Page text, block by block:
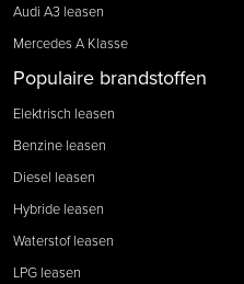
Audi A3 leasen
Mercedes A Klasse
Populaire brandstoffen
Elektrisch leasen
Benzine leasen
Diesel leasen
Hybride leasen
Waterstof leasen
LPG leasen